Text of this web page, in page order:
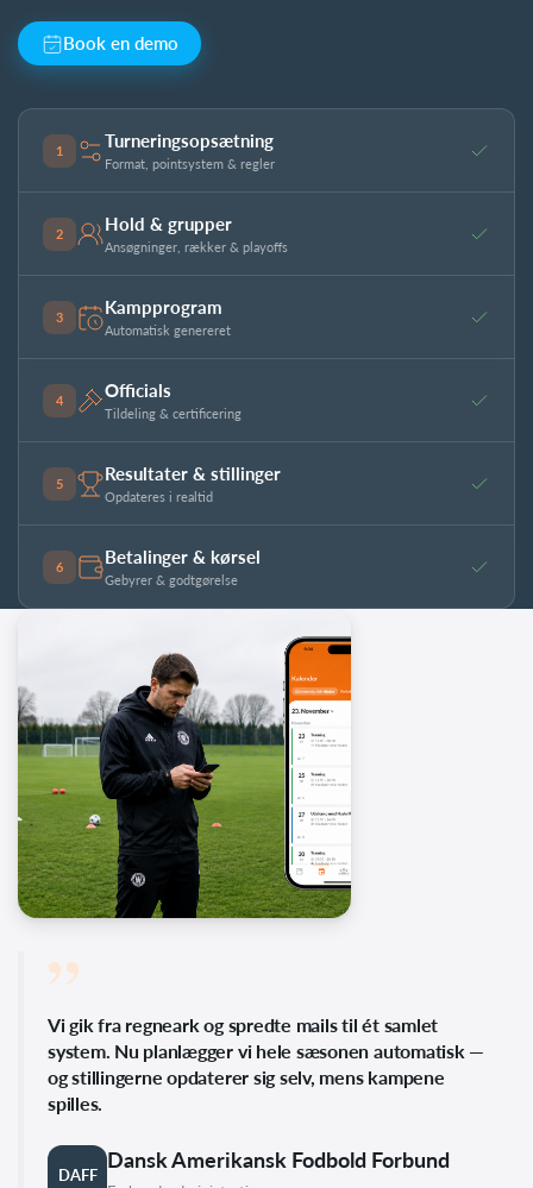
Book en demo
1 Turneringsopsætning
Format, pointsystem & regler
2 Hold & grupper
Ansøgninger, rækker & playoffs
3 Kampprogram
Automatisk genereret
4 Officials
Tildeling & certificering
5 Resultater & stillinger
Opdateres i realtid
6 Betalinger & kørsel
Gebyrer & godtgørelse
”
Vi gik fra regneark og spredte mails til ét samlet
system. Nu planlægger vi hele sæsonen automatisk —
og stillingerne opdaterer sig selv, mens kampene
spilles.
DAFF
Dansk Amerikansk Fodbold Forbund